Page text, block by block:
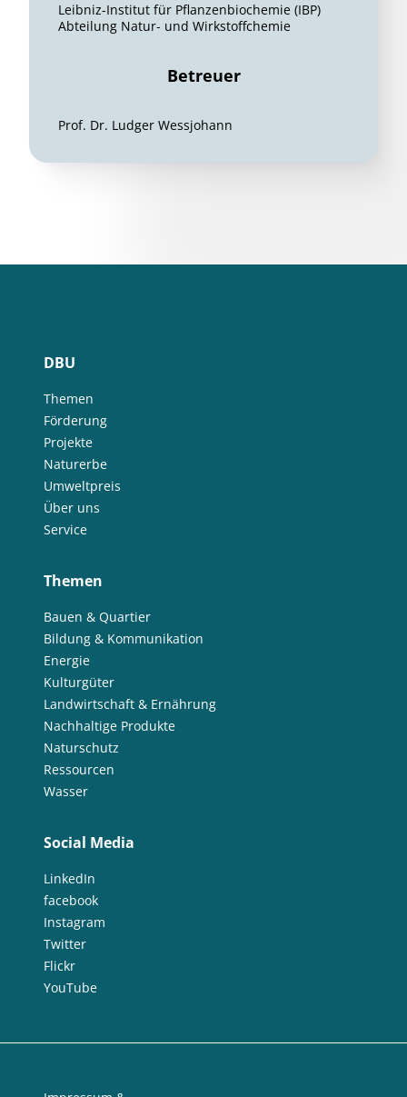
Leibniz-Institut für Pflanzenbiochemie (IBP)
Abteilung Natur- und Wirkstoffchemie
Betreuer
Prof. Dr. Ludger Wessjohann
DBU
Themen
Förderung
Projekte
Naturerbe
Umweltpreis
Über uns
Service
Themen
Bauen & Quartier
Bildung & Kommunikation
Energie
Kulturgüter
Landwirtschaft & Ernährung
Nachhaltige Produkte
Naturschutz
Ressourcen
Wasser
Social Media
LinkedIn
facebook
Instagram
Twitter
Flickr
YouTube